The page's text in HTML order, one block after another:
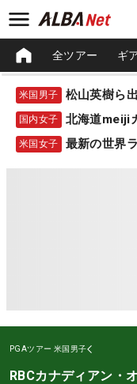
全ツアー ギ
米国男子
国内女子 北海道meiji
米国女子 最新の世界
PGAツアー 米国男子
RBCカナディアン・